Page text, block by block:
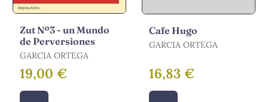
Zut Nº3 - un Mundo
de Perversiones
GARCIA ORTEGA
19,00 €
Cafe Hugo
GARCIA ORTEGA
16,83 €